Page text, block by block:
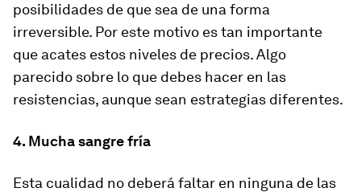
posibilidades de que sea de una forma
irreversible. Por este motivo es tan importante
que acates estos niveles de precios. Algo
parecido sobre lo que debes hacer en las
resistencias, aunque sean estrategias diferentes.
4. Mucha sangre fría
Esta cualidad no deberá faltar en ninguna de las